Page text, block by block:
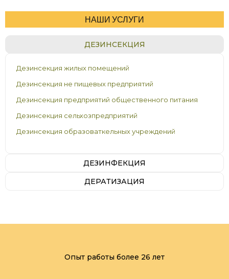
НАШИ УСЛУГИ
ДЕЗИНСЕКЦИЯ
Дезинсекция жилых помещений
Дезинсекция не пищевых предприятий
Дезинсекция предприятий общественного питания
Дезинсекция сельхозпредприятий
Дезинсекция образоваткельных учреждений
ДЕЗИНФЕКЦИЯ
ДЕРАТИЗАЦИЯ
Опыт работы более 26 лет